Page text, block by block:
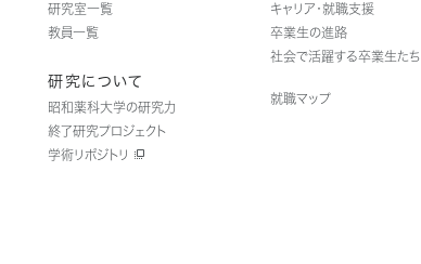
研究室一覧
教員一覧
研究について
昭和薬科大学の研究力
終了研究プロジェクト
学術リポジトリ
キャリア・就職支援
卒業生の進路
社会で活躍する卒業生たち
就職マップ